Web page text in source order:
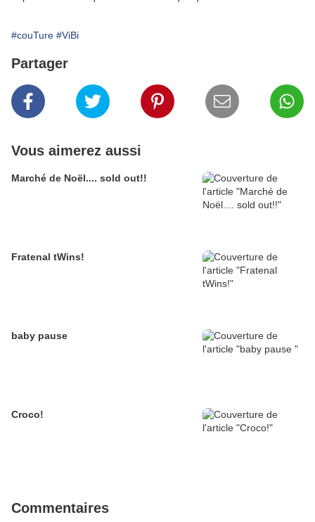
#couTure #ViBi
Partager
Vous aimerez aussi
Marché de Noël.... sold out!!
Fratenal tWins!
baby pause
Croco!
Commentaires